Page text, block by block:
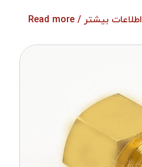
اطلاعات بیشتر / Read more